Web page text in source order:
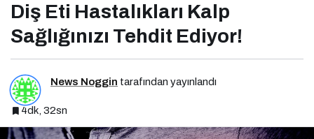
Diş Eti Hastalıkları Kalp
Sağlığınızı Tehdit Ediyor!
News Noggin tarafından yayınlandı
4dk, 32sn